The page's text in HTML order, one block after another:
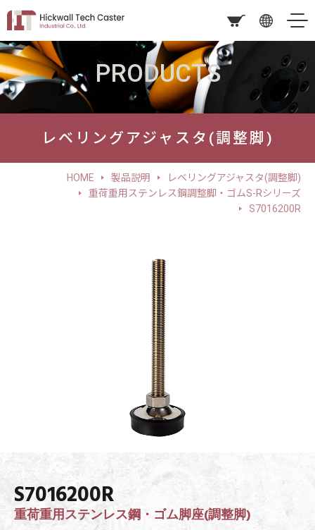
PRODUCTS
レベリングアジャスタ(調整脚)
HOME 製品説明
レベリングアジャスタ(調整脚)
重荷重用ステンレス鋼調整脚・ゴムS-Rシリーズ
S7016200R
S7016200R
重荷重用ステンレス鋼・ゴム脚座(調整脚)